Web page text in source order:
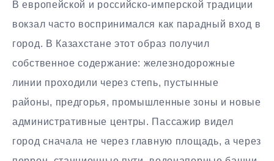
В европейской и российско-имперской традиции
вокзал часто воспринимался как парадный вход в
город. В Казахстане этот образ получил
собственное содержание: железнодорожные
линии проходили через степь, пустынные
районы, предгорья, промышленные зоны и новые
административные центры. Пассажир видел
город сначала не через главную площадь, а через